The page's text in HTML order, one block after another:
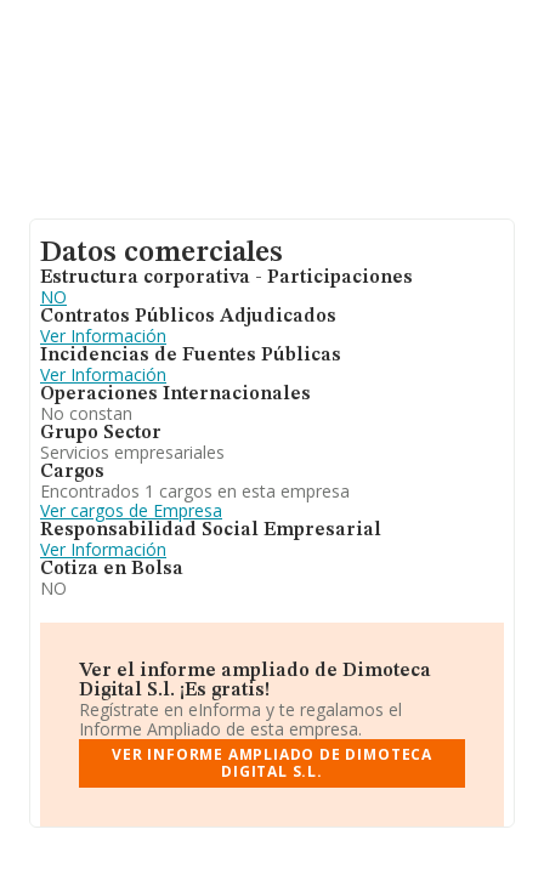
Datos comerciales
Estructura corporativa - Participaciones
NO
Contratos Públicos Adjudicados
Ver Información
Incidencias de Fuentes Públicas
Ver Información
Operaciones Internacionales
No constan
Grupo Sector
Servicios empresariales
Cargos
Encontrados 1 cargos en esta empresa
Ver cargos de Empresa
Responsabilidad Social Empresarial
Ver Información
Cotiza en Bolsa
NO
Ver el informe ampliado de Dimoteca
Digital S.l. ¡Es gratis!
Regístrate en eInforma y te regalamos el
Informe Ampliado de esta empresa.
VER INFORME AMPLIADO DE DIMOTECA
DIGITAL S.L.